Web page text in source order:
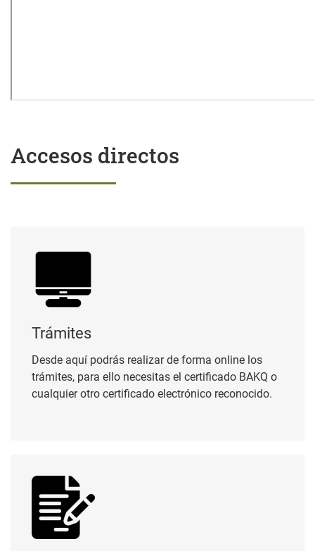
Accesos directos
Trámites
Desde aquí podrás realizar de forma online los
trámites, para ello necesitas el certificado BAKQ o
cualquier otro certificado electrónico reconocido.